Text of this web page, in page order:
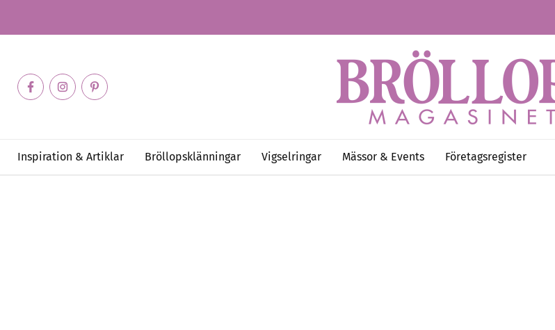
Inspiration & Artiklar Bröllopsklänningar Vigselringar Mässor & Events Företagsregister